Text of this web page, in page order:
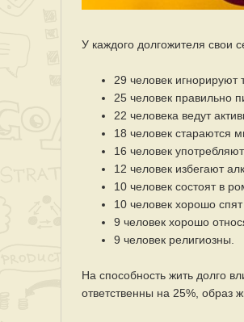
У каждого долгожителя свои
29 человек игнорируют
25 человек правильно
22 человека ведут
18 человек стараются
16 человек
12 человек избегают
10 человек состоят в
10 человек хорошо
9 человек хорошо
9 человек религиозны.
На способность жить долго
ответственны на 25%, образ